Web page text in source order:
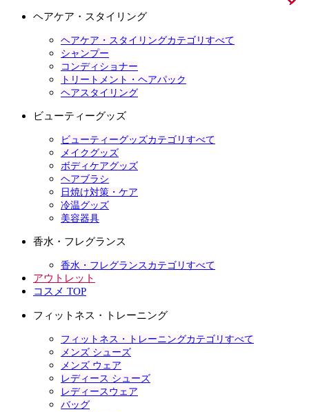
ヘアケア・スタイリング
ヘアケア・スタイリングカテゴリすべて
シャンプー
コンディショナー
トリートメント・ヘアパック
ヘアスタイリング
ビューティーグッズ
ビューティーグッズカテゴリすべて
メイクグッズ
ボディケアグッズ
ヘアブラシ
日焼け対策・ケア
冷温グッズ
美容器具
香水・フレグランス
香水・フレグランスカテゴリすべて
アウトレット
コスメ TOP
フィットネス・トレーニング
フィットネス・トレーニングカテゴリすべて
メンズ シューズ
メンズ ウェア
レディース シューズ
レディースウェア
バッグ